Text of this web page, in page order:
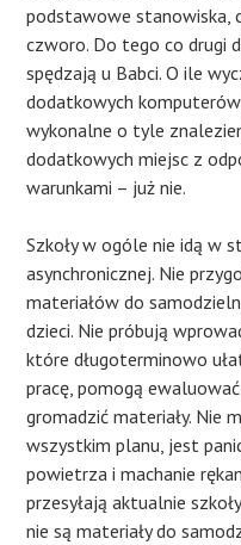
podstawowe stanowiska,
czworo. Do tego co drugi
spędzają u Babci. O ile
dodatkowych
wykonalne o tyle
dodatkowych miejsc z
warunkami – już nie.
Szkoły w ogóle nie idą w
asynchronicznej. Nie
materiałów do
dzieci. Nie próbują
które długoterminowo
pracę, pomogą ewaluować
gromadzić materiały. Nie
wszystkim planu, jest
powietrza i machanie
przesyłają aktualnie
nie są materiały do